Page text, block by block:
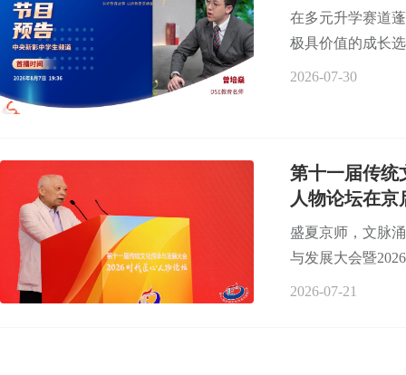
在多元升学赛道
极具价值的成长
2026-07-30
第十一届传统
人物论坛在京
盛夏京师，文脉
与发展大会暨
2026-07-21